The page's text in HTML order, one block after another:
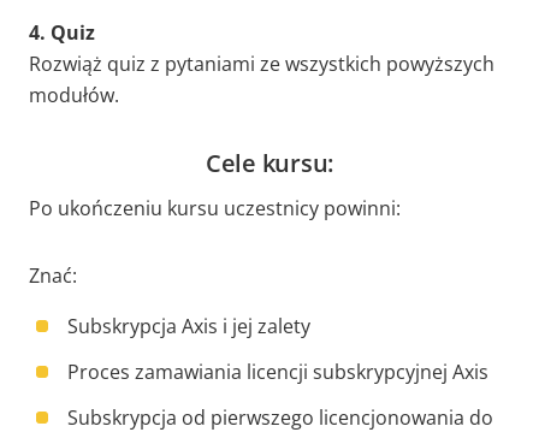
4. Quiz
Rozwiąż quiz z pytaniami ze wszystkich powyższych
modułów.
Cele kursu:
Po ukończeniu kursu uczestnicy powinni:
Znać:
Subskrypcja Axis i jej zalety
Proces zamawiania licencji subskrypcyjnej Axis
Subskrypcja od pierwszego licencjonowania do